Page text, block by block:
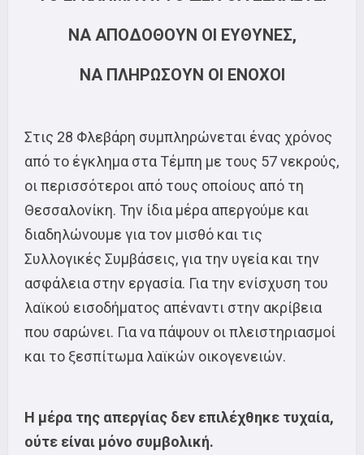
ΝΑ ΑΠΟΔΟΘΟΥΝ ΟΙ ΕΥΘΥΝΕΣ,
ΝΑ ΠΛΗΡΩΣΟΥΝ ΟΙ ΕΝΟΧΟΙ
Στις 28 Φλεβάρη συμπληρώνεται ένας χρόνος
από το έγκλημα στα Τέμπη με τους 57 νεκρούς,
οι περισσότεροι από τους οποίους από τη
Θεσσαλονίκη. Την ίδια μέρα απεργούμε και
διαδηλώνουμε για τον μισθό και τις
Συλλογικές Συμβάσεις, για την υγεία και την
ασφάλεια στην εργασία. Για την ενίσχυση του
λαϊκού εισοδήματος απέναντι στην ακρίβεια
που σαρώνει. Για να πάψουν οι πλειστηριασμοί
και το ξεσπίτωμα λαϊκών οικογενειών.
Η μέρα της απεργίας δεν επιλέχθηκε τυχαία,
ούτε είναι μόνο συμβολική.